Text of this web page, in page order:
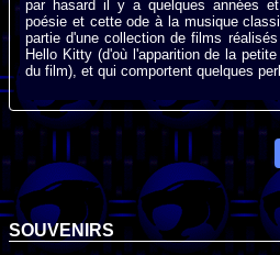
par hasard il y a quelques années
poésie et cette ode à la musique
partie d'une collection de films
Hello Kitty (d'où l'apparition de la
du film), et qui comportent quelques
SOUVENIRS